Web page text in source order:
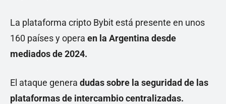
La plataforma cripto Bybit está presente en unos
160 países y opera en la Argentina desde
mediados de 2024.
El ataque genera dudas sobre la seguridad de las
plataformas de intercambio centralizadas.